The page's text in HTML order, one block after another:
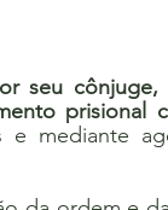
seu cônjuge,
prisional
e mediante